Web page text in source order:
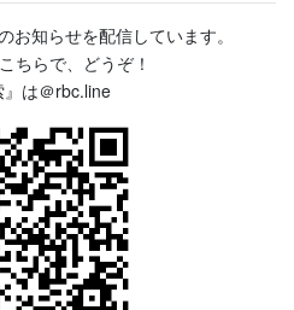
お知らせを配信しています。
ちらで、どうぞ！
』は＠rbc.line